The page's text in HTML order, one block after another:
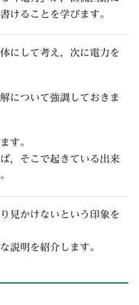
けることを学びます。
にして考え，次に電力を
について強調しておきま
す。
，そこで起きている出来
見かけないという印象を
説明を紹介します。